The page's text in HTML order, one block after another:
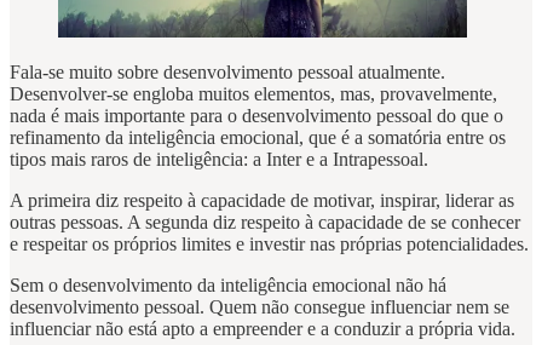
Fala-se muito sobre desenvolvimento pessoal atualmente.
Desenvolver-se engloba muitos elementos, mas, provavelmente,
nada é mais importante para o desenvolvimento pessoal do que o
refinamento da inteligência emocional, que é a somatória entre os
tipos mais raros de inteligência: a Inter e a Intrapessoal.
A primeira diz respeito à capacidade de motivar, inspirar, liderar as
outras pessoas. A segunda diz respeito à capacidade de se conhecer
e respeitar os próprios limites e investir nas próprias potencialidades.
Sem o desenvolvimento da inteligência emocional não há
desenvolvimento pessoal. Quem não consegue influenciar nem se
influenciar não está apto a empreender e a conduzir a própria vida.